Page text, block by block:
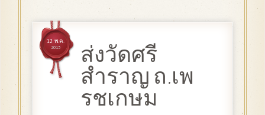
ส่งวัดศรี
สำราญ ถ.เพ
รชเกษม
12 พ.ค.
2013